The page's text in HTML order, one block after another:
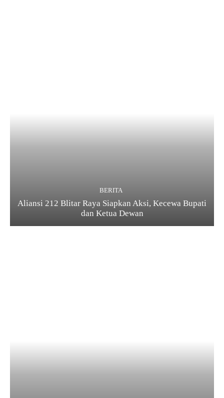
BERITA
Aliansi 212 Blitar Raya Siapkan Aksi, Kecewa Bupati
dan Ketua Dewan